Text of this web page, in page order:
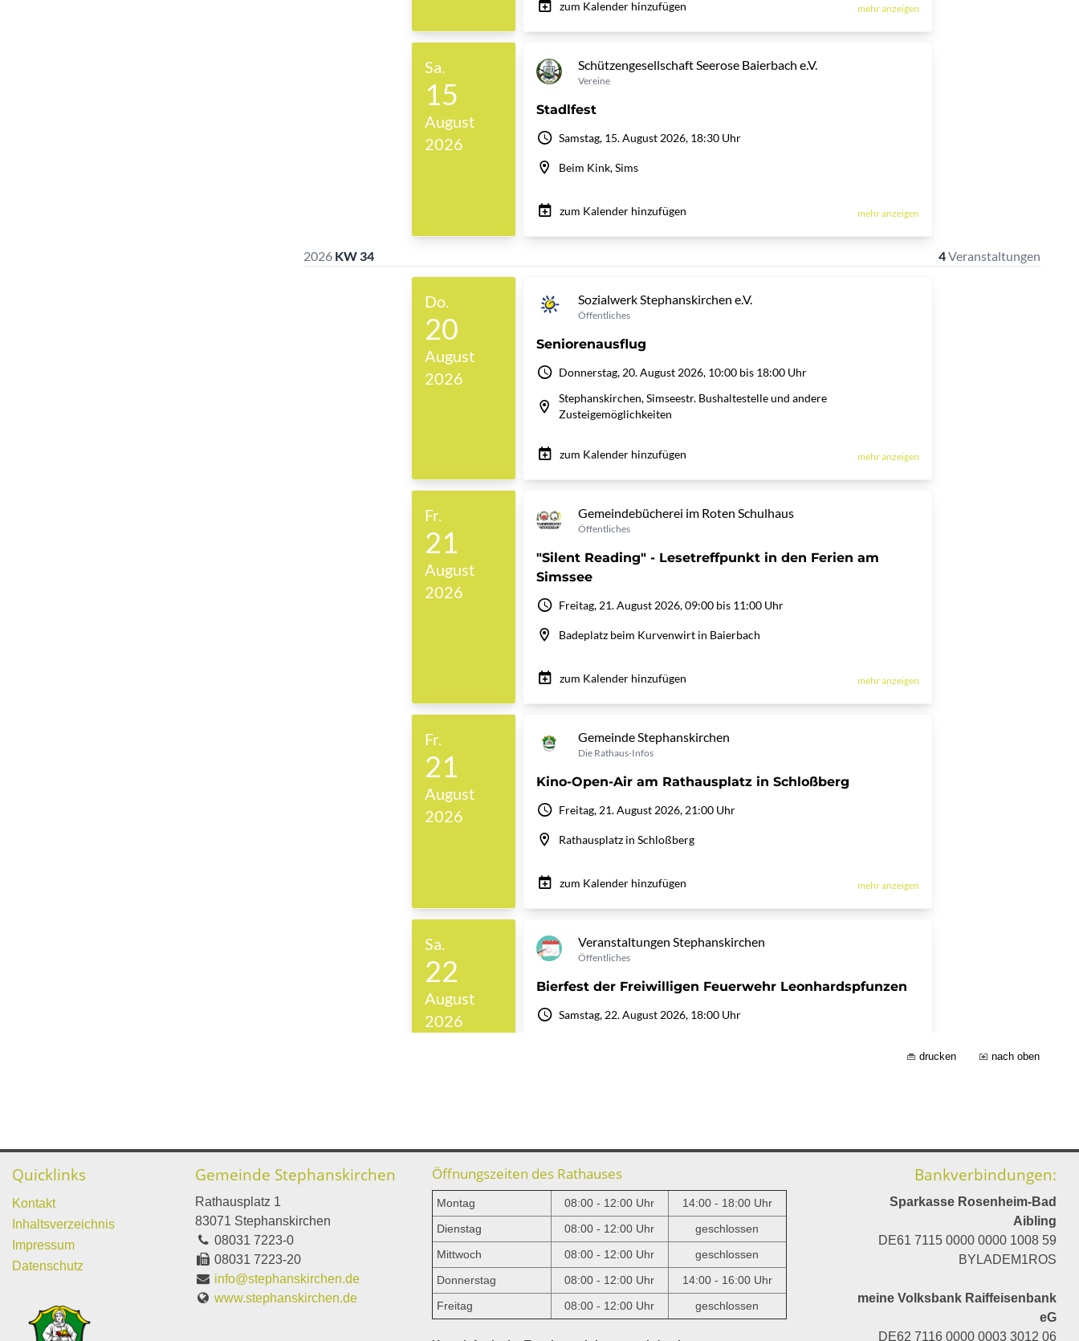
drucken nach oben
Quicklinks
Kontakt
Inhaltsverzeichnis
Impressum
Datenschutz
Gemeinde Stephanskirchen
Rathausplatz 1
83071 Stephanskirchen
08031 7223-0
08031 7223-20
info@stephanskirchen.de
www.stephanskirchen.de
Öffnungszeiten des Rathauses
Montag 08:00 - 12:00 Uhr
14:00 - 18:00 Uhr
Dienstag
08:00 - 12:00 Uhr
geschlossen
Mittwoch
08:00 - 12:00 Uhr
geschlossen
Donnerstag
08:00 - 12:00 Uhr
14:00 - 16:00 Uhr
Freitag
08:00 - 12:00 Uhr geschlossen
Bankverbindungen:
Sparkasse Rosenheim-Bad
Aibling
DE61 7115 0000 0000 1008 59
BYLADEM1ROS
meine Volksbank Raiffeisenbank
eG
DE62 7116 0000 0003 3012 06